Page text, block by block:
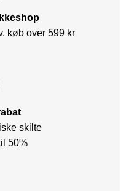
køb over 599 kr
skilte
50%